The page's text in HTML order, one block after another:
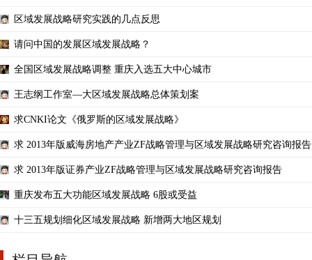
区域发展战略研究实践的几点反思
请问中国的发展区域发展战略？
全国区域发展战略调整 重庆入选五大中心城市
王志纲工作室—大区域发展战略总体策划案
求CNKI论文《俄罗斯的区域发展战略》
求 2013年版威海房地产产业ZF战略管理与区域发展战略研究咨询报告
求 2013年版证券产业ZF战略管理与区域发展战略研究咨询报告
重庆发布五大功能区域发展战略 6股或受益
十三五规划细化区域发展战略 新增两大地区规划